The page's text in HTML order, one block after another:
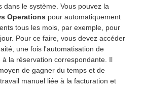
dans le système. Vous pouvez la
Operations pour automatiquement
tous les mois, par exemple, pour
Pour ce faire, vous devez accéder
une fois l'automatisation de
la réservation correspondante. Il
de gagner du temps et de
manuel liée à la facturation et